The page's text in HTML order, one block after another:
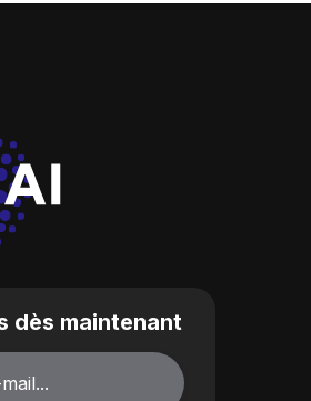
dès maintenant